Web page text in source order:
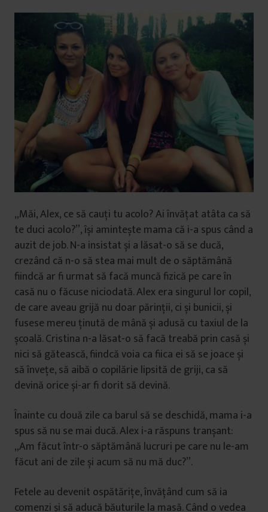
„Măi, Alex, ce să cauți tu acolo? Ai învățat atâta ca să
te duci acolo?”, își amintește mama că i-a spus când a
auzit de job. N-a insistat și a lăsat-o să se ducă,
crezând că n-o să stea mai mult de o săptămână
fiindcă ar fi urmat să facă muncă fizică pe care în
casă nu o făcuse niciodată. Alex era singurul lor copil,
de care aveau grijă nu doar părinții, ci și bunicii, și
fusese mereu ținută de mână și adusă cu taxiul de la
școală. Cristina n-a lăsat-o să facă treabă prin casă și
nici să gătească, fiindcă voia ca fiica ei să se joace și
să învețe, să aibă o copilărie lipsită de griji, ca să
devină orice și-ar fi dorit să devină.
Înainte cu două zile ca barul să se deschidă, mama i-a
spus să nu se mai ducă. Alex i-a răspuns tranșant:
„Am făcut într-o săptămână lucruri pe care nu le-am
făcut ani de zile și acum să nu mă duc?”.
Fetele au devenit ospătărițe, învățând cum să ia
comenzi și să aducă băuturile la masă. Când o vedea